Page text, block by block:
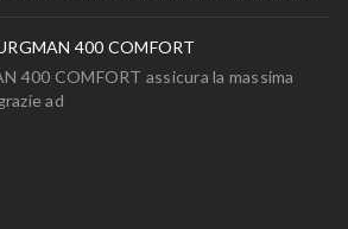
400 COMFORT
400 COMFORT assicura la massima
ad